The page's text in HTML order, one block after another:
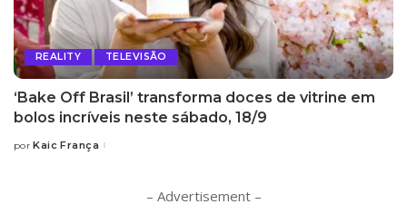
REALITY TELEVISÃO
‘Bake Off Brasil’ transforma doces de vitrine em
bolos incríveis neste sábado, 18/9
Posted
por Kaic França
– Advertisement –